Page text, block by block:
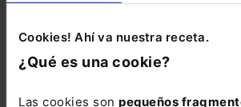
Cookies! Ahí va nuestra receta.
¿Qué es una cookie?
Las cookies son pequeños